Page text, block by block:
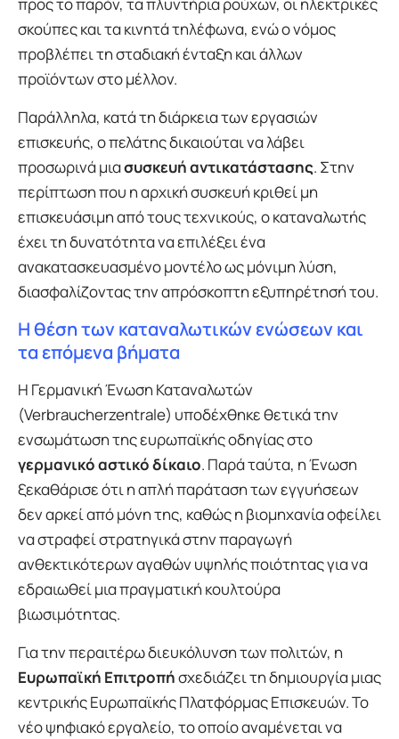
προς το παρόν, τα πλυντήρια ρούχων, οι ηλεκτρικές
σκούπες και τα κινητά τηλέφωνα, ενώ ο νόμος
προβλέπει τη σταδιακή ένταξη και άλλων
προϊόντων στο μέλλον.
Παράλληλα, κατά τη διάρκεια των εργασιών
επισκευής, ο πελάτης δικαιούται να λάβει
προσωρινά μιασυσκευή αντικατάστασης. Στην
περίπτωση που η αρχική συσκευή κριθεί μη
επισκευάσιμη από τους τεχνικούς, ο καταναλωτής
έχει τη δυνατότητα να επιλέξει ένα
ανακατασκευασμένο μοντέλο ως μόνιμη λύση,
διασφαλίζοντας την απρόσκοπτη εξυπηρέτησή του.
Η θέση των καταναλωτικών ενώσεων και
τα επόμενα βήματα
Η Γερμανική Ένωση Καταναλωτών
(Verbraucherzentrale) υποδέχθηκε θετικά την
ενσωμάτωση της ευρωπαϊκής οδηγίας στο
γερμανικό αστικό δίκαιο. Παρά ταύτα, η Ένωση
ξεκαθάρισε ότι η απλή παράταση των εγγυήσεων
δεν αρκεί από μόνη της, καθώς η βιομηχανία οφείλει
να στραφεί στρατηγικά στην παραγωγή
ανθεκτικότερων αγαθών υψηλής ποιότητας για να
εδραιωθεί μια πραγματική κουλτούρα
βιωσιμότητας.
Για την περαιτέρω διευκόλυνση των πολιτών, η
Ευρωπαϊκή Επιτροπήσχεδιάζει τη δημιουργία μιας
κεντρικής Ευρωπαϊκής Πλατφόρμας Επισκευών. Το
νέο ψηφιακό εργαλείο, το οποίο αναμένεται να